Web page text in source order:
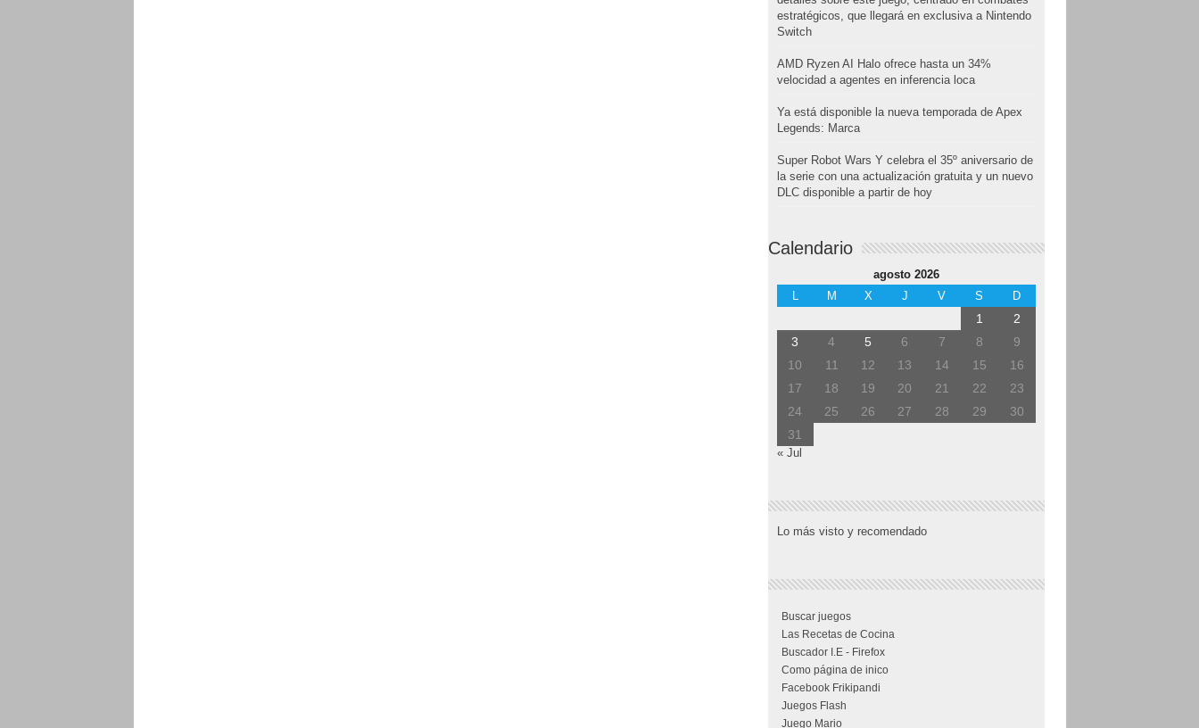
estratégicos, que llegará en exclusiva a Nintendo
Switch
AMD Ryzen AI Halo ofrece hasta un 34%
velocidad a agentes en inferencia loca
Ya está disponible la nueva temporada de Apex
Legends: Marca
Super Robot Wars Y celebra el 35º aniversario de
la serie con una actualización gratuita y un nuevo
DLC disponible a partir de hoy
Calendario
agosto 2026
L
M X J V S D
1
2
3
4 5 6 7 8
9
10
11 12 13 14 15
16
17
18 19 20 21 22
23
24
25 26 27 28 29
30
31
« Jul
Lo más visto y recomendado
Buscar juegos
Las Recetas de Cocina
Buscador I.E - Firefox
Como página de inico
Facebook Frikipandi
Juegos Flash
Juego Mario